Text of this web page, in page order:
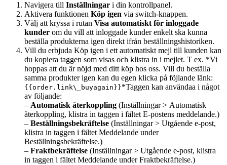
Navigera till Inställningar i din kontrollpanel.
Aktivera funktionen Köp igen via switch-knappen.
Välj att kryssa i rutan Visa automatiskt för inloggade
kunder om du vill att inloggade kunder enkelt ska kunna
beställa produkterna igen direkt ifrån beställningshistoriken.
Vill du erbjuda Köp igen i ett automatiskt mejl till kunden kan
du kopiera taggen som visas och klistra in i mejlet. T ex. *Vi
hoppas att du är nöjd med ditt köp hos oss. Vill du beställa
samma produkter igen kan du egen klicka på föjlande länk:
{{order.link\_buyagain}}*Taggen kan användaa i något
av följande:
– Automatisk återkoppling (Inställningar > Automatisk
återkoppling, klistra in taggen i fältet E-postens meddelande.)
– Beställningsbekräftelse (Inställningar > Utgående e-post,
klistra in taggen i fältet Meddelande under
Beställningsbekräftelse.)
– Fraktbekräftelse (Inställningar > Utgående e-post, klistra
in taggen i fältet Meddelande under Fraktbekräftelse.)